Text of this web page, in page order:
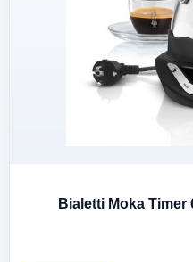
Bialetti Moka Timer